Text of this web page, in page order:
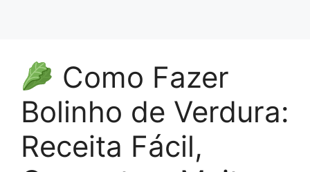
Como Fazer
Bolinho de Verdura:
Receita Fácil,